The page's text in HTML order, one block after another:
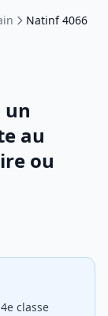
Natinf 4066
un
au
ou
classe